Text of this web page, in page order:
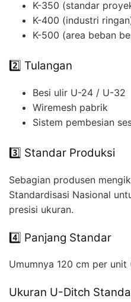
K-350 (standar
K-400 (industri
K-500 (area beban
2️⃣ Tulangan
Besi ulir U-24 / U-32
Wiremesh pabrik
Sistem pembesian
3️⃣ Standar Produksi
Sebagian produsen
Standardisasi Nasional
presisi ukuran.
4️⃣ Panjang Standar
Umumnya 120 cm per unit
Ukuran U-Ditch